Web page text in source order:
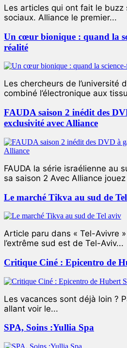
Les articles qui ont fait le buzz
sociaux. Alliance le premier...
Un cœur bionique : quand la
réalité
Les chercheurs de l’université
combiné l’électronique aux
FAUDA saison 2 inédit des
exclusivité avec Alliance
FAUDA la série israélienne au
sa saison 2 Avec Alliance
Le marché Tikva au sud de
Article paru dans « Tel-Avivre
l’extrême sud est de Tel-Aviv...
Critique Ciné : Epicentro de
Les vacances sont déjà loin ?
allant voir le...
SPA, Soins :Yullia Spa